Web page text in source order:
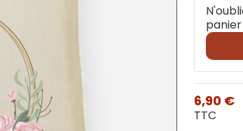
panier
6,90 €
TTC